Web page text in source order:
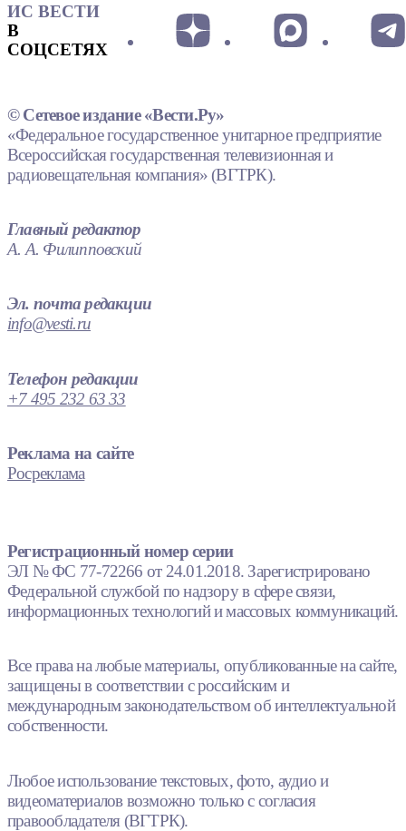
ИС ВЕСТИ
В
СОЦСЕТЯХ
© Сетевое издание «Вести.Ру»
«Федеральное государственное унитарное предприятие
Всероссийская государственная телевизионная и
радиовещательная компания» (ВГТРК).
Главный редактор
А. А. Филипповский
Эл. почта редакции
info@vesti.ru
Телефон редакции
+7 495 232 63 33
Реклама на сайте
Росреклама
Регистрационный номер серии
ЭЛ № ФС 77-72266 от 24.01.2018. Зарегистрировано
Федеральной службой по надзору в сфере связи,
информационных технологий и массовых коммуникаций.
Все права на любые материалы, опубликованные на сайте,
защищены в соответствии с российским и
международным законодательством об интеллектуальной
собственности.
Любое использование текстовых, фото, аудио и
видеоматериалов возможно только с согласия
правообладателя (ВГТРК).